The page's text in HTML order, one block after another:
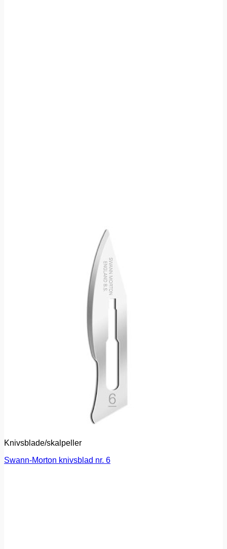
Knivsblade/skalpeller
Swann-Morton knivsblad nr. 6